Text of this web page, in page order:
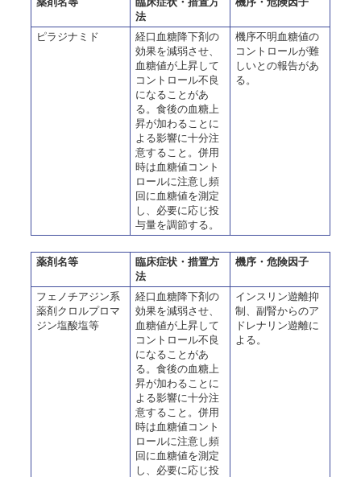
法
ピラジナミド
経口血糖降下剤の
効果を減弱させ、
血糖値が上昇して
コントロール不良
になることがあ
る。食後の血糖上
昇が加わることに
よる影響に十分注
意すること。併用
時は血糖値コント
ロールに注意し頻
回に血糖値を測定
し、必要に応じ投
与量を調節する。
機序不明血糖値の
コントロールが難
しいとの報告があ
る。
薬剤名等
臨床症状・措置方
法
機序・危険因子
フェノチアジン系
薬剤クロルプロマ
ジン塩酸塩等
経口血糖降下剤の
効果を減弱させ、
血糖値が上昇して
コントロール不良
になることがあ
る。食後の血糖上
昇が加わることに
よる影響に十分注
意すること。併用
時は血糖値コント
ロールに注意し頻
回に血糖値を測定
し、必要に応じ投
インスリン遊離抑
制、副腎からのア
ドレナリン遊離に
よる。